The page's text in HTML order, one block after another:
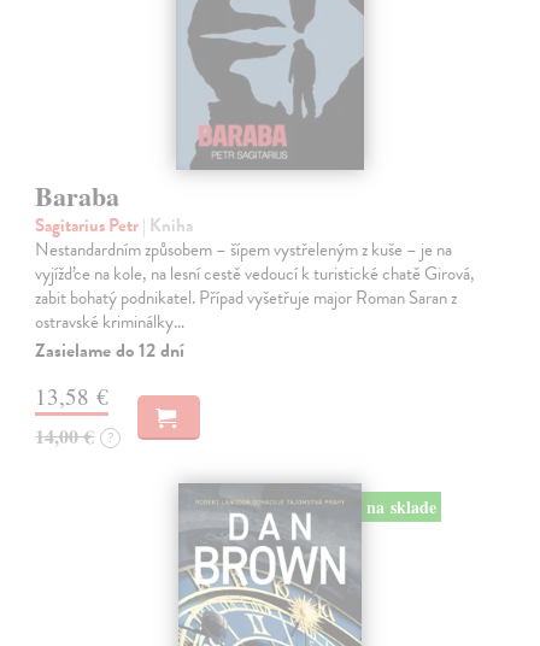
Baraba
Sagitarius Petr| Kniha
Nestandardním způsobem – šípem vystřeleným z kuše – je na
vyjížďce na kole, na lesní cestě vedoucí k turistické chatě Girová,
zabit bohatý podnikatel. Případ vyšetřuje major Roman Saran z
ostravské kriminálky…
Zasielame do 12 dní
13,58 €
14,00 € ?
na sklade